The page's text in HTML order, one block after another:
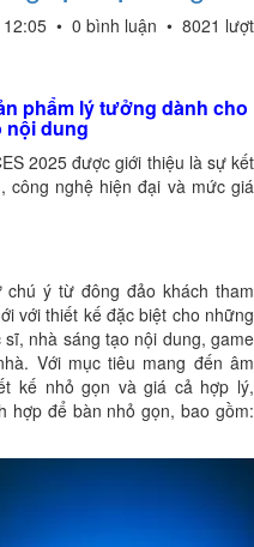
• 0 bình luận • 8021 lượt
phẩm lý tưởng dành cho
nội dung
2025 được giới thiệu là sự kết
công nghệ hiện đại và mức giá
ý từ đông đảo khách tham
với thiết kế đặc biệt cho những
nhà sáng tạo nội dung, game
Với mục tiêu mang đến âm
kế nhỏ gọn và giá cả hợp lý,
hợp để bàn nhỏ gọn, bao gồm: